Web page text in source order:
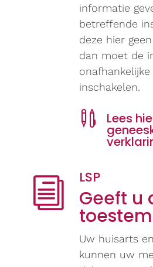
informatie
betreffende
deze hier
dan moet de
inschakelen.
 Lees
i LSP
Geeft u
Uw huisarts
kunnen uw